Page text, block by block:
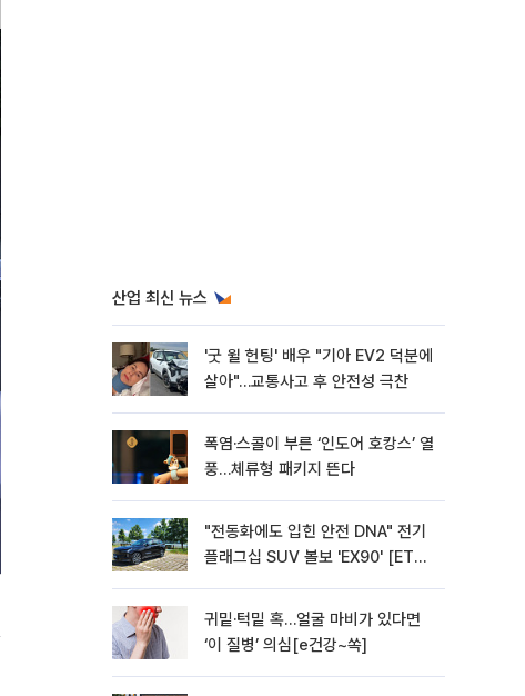
산업 최신 뉴스
'굿 윌 헌팅' 배우 "기아 EV2 덕분에
살아"…교통사고 후 안전성 극찬
폭염·스콜이 부른 ‘인도어 호캉스’ 열
풍…체류형 패키지 뜬다
"전동화에도 입힌 안전 DNA" 전기
플래그십 SUV 볼보 'EX90' [ET의
귀밑·턱밑 혹…얼굴 마비가 있다면
‘이 질병’ 의심[e건강~쏙]